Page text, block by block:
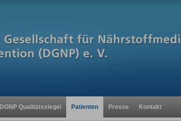
DGNP Qualitätssiegel Patienten Presse Kontakt